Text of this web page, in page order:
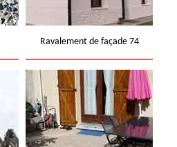
Ravalement de façade 74